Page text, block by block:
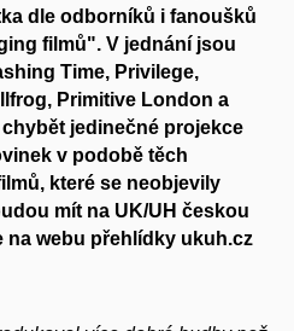
dle odborníků i fanoušků
filmů". V jednání jsou
Time, Privilege,
Primitive London a
jedinečné projekce
v podobě těch
které se neobjevily
mít na UK/UH českou
na webu přehlídky ukuh.cz